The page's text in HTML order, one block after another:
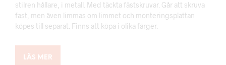
stilren hållare, i metall. Med täckta fästskruvar. Går att skruva
fast, men även limmas om limmet och monteringsplattan
köpes till separat. Finns att köpa i olika färger.
LÄS MER